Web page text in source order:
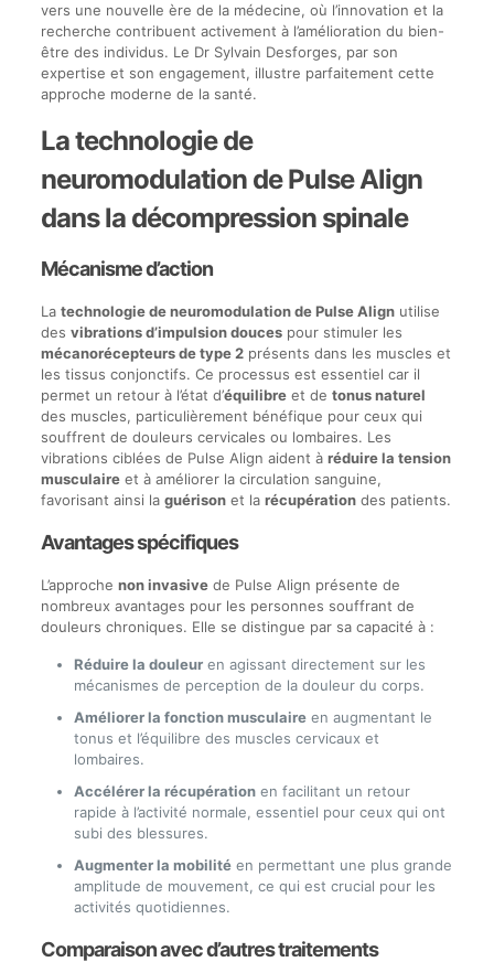
vers une nouvelle ère de la médecine, où l’innovation et la
recherche contribuent activement à l’amélioration du bien-
être des individus. Le Dr Sylvain Desforges, par son
expertise et son engagement, illustre parfaitement cette
approche moderne de la santé.
La technologie de
neuromodulation de Pulse Align
dans la décompression spinale
Mécanisme d’action
La technologie de neuromodulation de Pulse Alignutilise
des vibrations d’impulsion doucespour stimuler les
mécanorécepteurs de type 2présents dans les muscles et
les tissus conjonctifs. Ce processus est essentiel car il
permet un retour à l’état d’équilibreet de tonus naturel
des muscles, particulièrement bénéfique pour ceux qui
souffrent de douleurs cervicales ou lombaires. Les
vibrations ciblées de Pulse Align aident à réduire la tension
musculaireet à améliorer la circulation sanguine,
favorisant ainsi la guérisonet la récupérationdes patients.
Avantages spécifiques
L’approche non invasivede Pulse Align présente de
nombreux avantages pour les personnes souffrant de
douleurs chroniques. Elle se distingue par sa capacité à :
Réduire la douleuren agissant directement sur les
mécanismes de perception de la douleur du corps.
Améliorer la fonction musculaireen augmentant le
tonus et l’équilibre des muscles cervicaux et
lombaires.
Accélérer la récupérationen facilitant un retour
rapide à l’activité normale, essentiel pour ceux qui ont
subi des blessures.
Augmenter la mobilitéen permettant une plus grande
amplitude de mouvement, ce qui est crucial pour les
activités quotidiennes.
Comparaison avec d’autres traitements